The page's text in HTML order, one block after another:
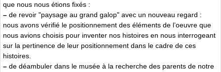
que nous nous étions fixés :
– de revoir "paysage au grand galop" avec un nouveau regard :
nous avons vérifié le positionnement des éléments de l’oeuvre que
nous avions choisis pour inventer nos histoires en nous interrogeant
sur la pertinence de leur positionnement dans le cadre de ces
histoires.
– de déambuler dans le musée à la recherche des parents de notre